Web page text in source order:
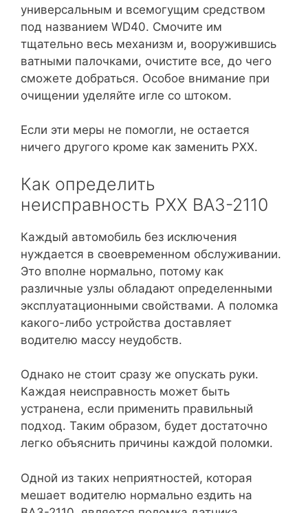
универсальным и всемогущим средством
под названием WD40. Смочите им
тщательно весь механизм и, вооружившись
ватными палочками, очистите все, до чего
сможете добраться. Особое внимание при
очищении уделяйте игле со штоком.
Если эти меры не помогли, не остается
ничего другого кроме как заменить РХХ.
Как определить
неисправность РХХ ВАЗ-2110
Каждый автомобиль без исключения
нуждается в своевременном обслуживании.
Это вполне нормально, потому как
различные узлы обладают определенными
эксплуатационными свойствами. А поломка
какого-либо устройства доставляет
водителю массу неудобств.
Однако не стоит сразу же опускать руки.
Каждая неисправность может быть
устранена, если применить правильный
подход. Таким образом, будет достаточно
легко объяснить причины каждой поломки.
Одной из таких неприятностей, которая
мешает водителю нормально ездить на